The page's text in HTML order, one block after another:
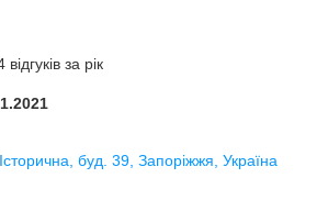
за рік
буд. 39, Запоріжжя, Україна